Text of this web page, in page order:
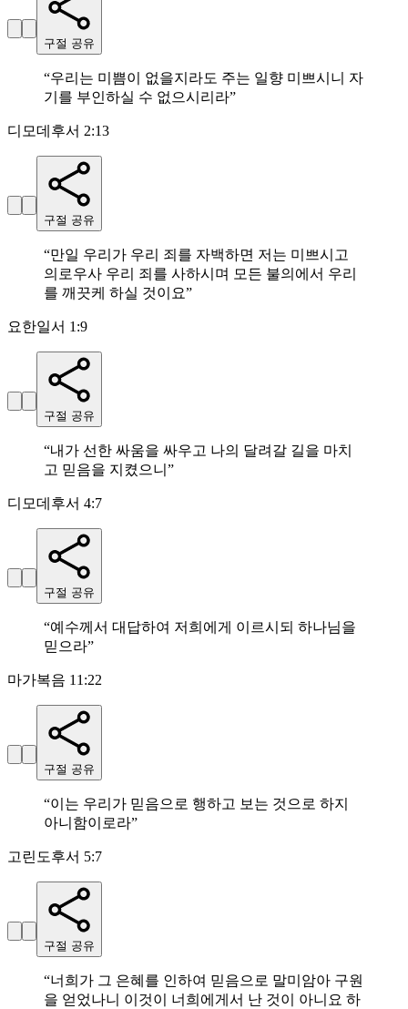
구절 공유
“우리는 미쁨이 없을지라도 주는 일향 미쁘시니 자
기를 부인하실 수 없으시리라”
디모데후서 2:13
구절 공유
“만일 우리가 우리 죄를 자백하면 저는 미쁘시고
의로우사 우리 죄를 사하시며 모든 불의에서 우리
를 깨끗케 하실 것이요”
요한일서 1:9
구절 공유
“내가 선한 싸움을 싸우고 나의 달려갈 길을 마치
고 믿음을 지켰으니 ”
디모데후서 4:7
구절 공유
“예수께서 대답하여 저희에게 이르시되 하나님을
믿으라”
마가복음 11:22
구절 공유
“이는 우리가 믿음으로 행하고 보는 것으로 하지
아니함이로라”
고린도후서 5:7
구절 공유
“너희가 그 은혜를 인하여 믿음으로 말미암아 구원
을 얻었나니 이것이 너희에게서 난 것이 아니요 하